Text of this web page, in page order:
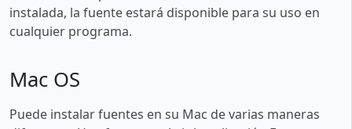
instalada, la fuente estará disponible para su uso en
cualquier programa.
Mac OS
Puede instalar fuentes en su Mac de varias maneras